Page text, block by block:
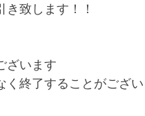
致します！！
ざいます
終了することがござ